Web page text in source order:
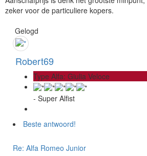
zeker voor de particuliere kopers.
Gelogd
Robert69
Type Alfa: Giulia Veloce
- Super Alfist
Beste antwoord!
Re: Alfa Romeo Junior